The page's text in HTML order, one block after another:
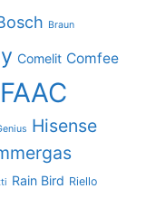
Braun
Comelit Comfee
FAAC
Hisense
Rain Bird Riello